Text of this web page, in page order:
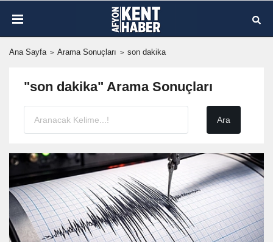
Ana Sayfa Arama Sonuçları son dakika
"son dakika" Arama Sonuçları